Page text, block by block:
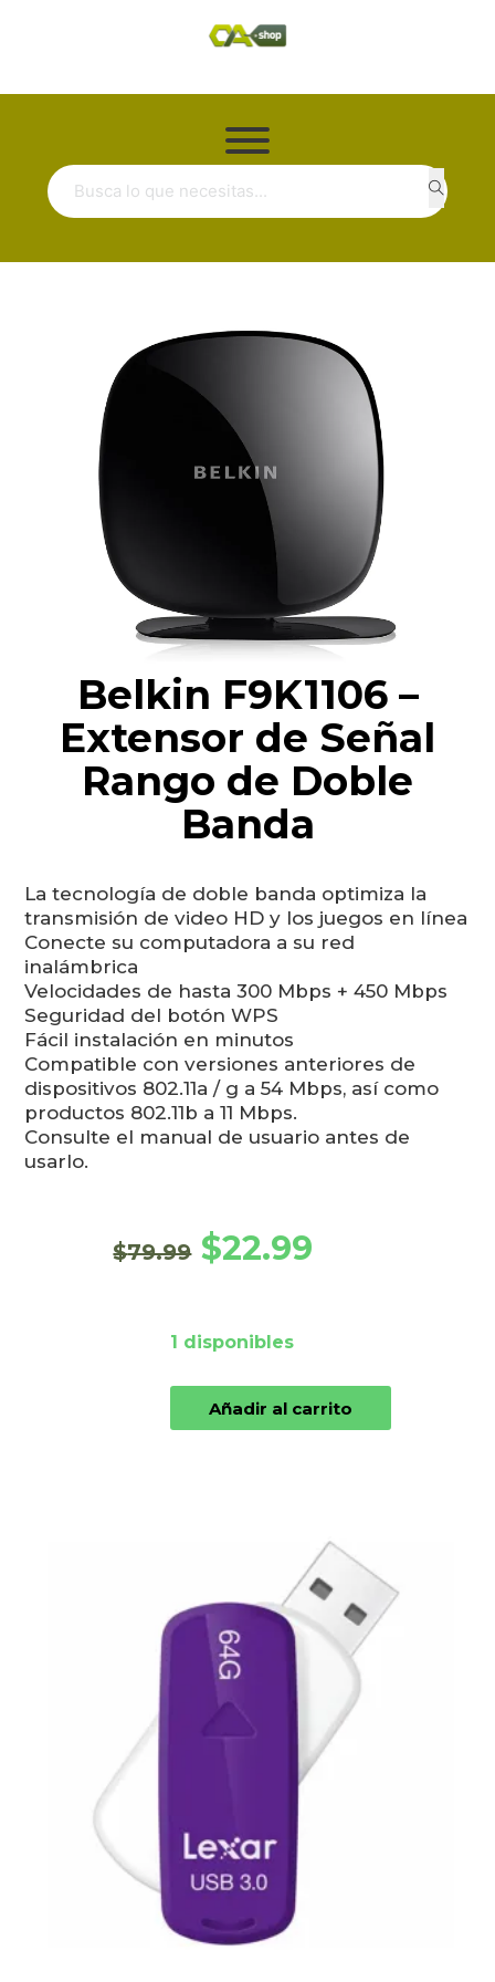
Buscar ...
Belkin F9K1106 –
Extensor de Señal
Rango de Doble
Banda
La tecnología de doble banda optimiza la
transmisión de video HD y los juegos en línea
Conecte su computadora a su red
inalámbrica
Velocidades de hasta 300 Mbps + 450 Mbps
Seguridad del botón WPS
Fácil instalación en minutos
Compatible con versiones anteriores de
dispositivos 802.11a / g a 54 Mbps, así como
productos 802.11b a 11 Mbps.
Consulte el manual de usuario antes de
usarlo.
$79.99
El precio original era:
$22.99
1 disponibles
Belkin F9K1106 - Extensor de Señal
Añadir al carrito